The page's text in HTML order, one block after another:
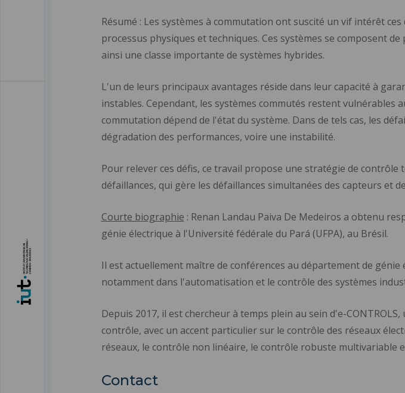
Résumé : Les systèmes à commutation ont suscité un vif intérêt
processus physiques et techniques. Ces systèmes se composent
ainsi une classe importante de systèmes hybrides.
L'un de leurs principaux avantages réside dans leur capacité à
instables. Cependant, les systèmes commutés restent vulnérables
commutation dépend de l'état du système. Dans de tels cas, les
dégradation des performances, voire une instabilité.
Pour relever ces défis, ce travail propose une stratégie de contrôle
défaillances, qui gère les défaillances simultanées des capteurs et
Courte biographie : Renan Landau Paiva De Medeiros a obtenu
génie électrique à l'Université fédérale du Pará (UFPA), au Brésil.
Il est actuellement maître de conférences au département de
notamment dans l'automatisation et le contrôle des systèmes
Depuis 2017, il est chercheur à temps plein au sein d'e-
contrôle, avec un accent particulier sur le contrôle des réseaux
réseaux, le contrôle non linéaire, le contrôle robuste multivariable
Contact